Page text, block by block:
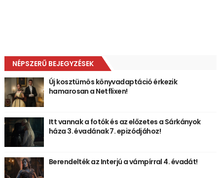
NÉPSZERŰ BEJEGYZÉSEK
Új kosztümös könyvadaptáció érkezik
hamarosan a Netflixen!
Itt vannak a fotók és az előzetes a Sárkányok
háza 3. évadának 7. epizódjához!
Berendelték az Interjú a vámpírral 4. évadát!